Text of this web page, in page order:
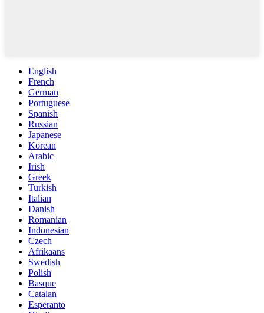
English
French
German
Portuguese
Spanish
Russian
Japanese
Korean
Arabic
Irish
Greek
Turkish
Italian
Danish
Romanian
Indonesian
Czech
Afrikaans
Swedish
Polish
Basque
Catalan
Esperanto